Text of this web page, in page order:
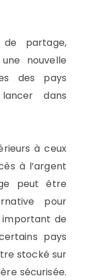
de partage,
nouvelle
des pays
dans
à ceux
à l’argent
peut être
pour
de
pays
stocké sur
sécurisée.